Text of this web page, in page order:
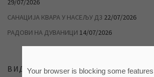
29/07/2026
САНАЦИЈА КВАРА У НАСЕЉУ Д3 22/07/2026
РАДОВИ НА ДУВАНИЦИ 14/07/2026
ВИДЕО ПРИЛОЗИ НА НАШЕМ
Your browser is blocking some